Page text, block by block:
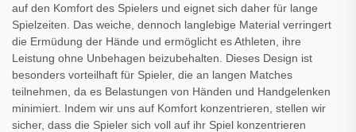
auf den Komfort des Spielers und eignet sich daher für lange
Spielzeiten. Das weiche, dennoch langlebige Material verringert
die Ermüdung der Hände und ermöglicht es Athleten, ihre
Leistung ohne Unbehagen beizubehalten. Dieses Design ist
besonders vorteilhaft für Spieler, die an langen Matches
teilnehmen, da es Belastungen von Händen und Handgelenken
minimiert. Indem wir uns auf Komfort konzentrieren, stellen wir
sicher, dass die Spieler sich voll auf ihr Spiel konzentrieren